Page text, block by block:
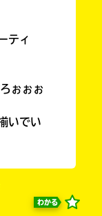
ティ
ぉぉぉ
いでい
わかる